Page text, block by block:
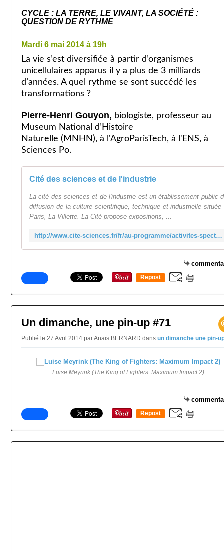
CYCLE : LA TERRE, LE VIVANT, LA SOCIÉTÉ :
QUESTION DE RYTHME
Mardi 6 mai 2014 à 19h
La vie s’est diversifiée à partir d’organismes
unicellulaires apparus il y a plus de 3 milliards
d’années. A quel rythme se sont succédé les
transformations ?
Pierre-Henri Gouyon, biologiste, professeur au
Museum National d’Histoire
Naturelle (MNHN), à l'AgroParisTech, à l'ENS, à
Sciences Po.
Cité des sciences et de l'industrie
La cité des sciences et de l'industrie est un établissement public
diffusion de la culture scientifique, technique et industrielle située
Paris, La Villette. La Cité propose expositions, ...
http://www.cite-sciences.fr/fr/au-programme/activites-spectacles/conferences/thema-a-la-recherche-du-temps/cycle-la-terre-le-vivant-la-societe-question-de-rythme/
Repost
Un dimanche, une pin-up #71
Publié le 27 Avril 2014 par Anaïs BERNARD dans un dimanche une pin-
Luise Meyrink (The King of Fighters: Maximum Impact 2)
Repost